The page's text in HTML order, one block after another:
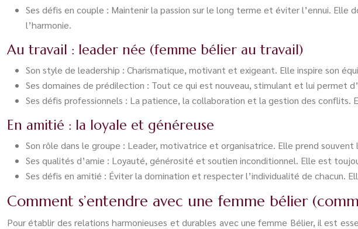
Ses défis en couple : Maintenir la passion sur le long terme et éviter l’ennui.
l’harmonie.
Au travail : leader née (femme bélier au travail)
Son style de leadership : Charismatique, motivant et exigeant. Elle inspire son
Ses domaines de prédilection : Tout ce qui est nouveau, stimulant et lui permet
Ses défis professionnels : La patience, la collaboration et la gestion des
En amitié : la loyale et généreuse
Son rôle dans le groupe : Leader, motivatrice et organisatrice. Elle prend
Ses qualités d’amie : Loyauté, générosité et soutien inconditionnel. Elle est
Ses défis en amitié : Éviter la domination et respecter l’individualité de chacun.
Comment s’entendre avec une femme bélier
Pour établir des relations harmonieuses et durables avec une femme Bélier, il est